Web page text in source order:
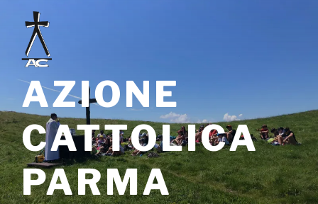
contenuto
AZIONE
CATTOLICA
PARMA